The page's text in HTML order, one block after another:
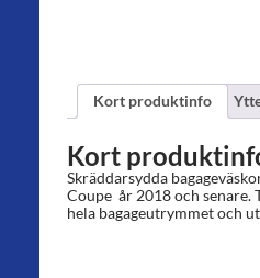
Kort produktinfo
Kort
Skräddarsydda
Coupe år 2018 och senare.
hela bagageutrymmet och